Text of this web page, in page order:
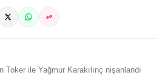
Toker ile Yağmur Karakılınç nişanlandı